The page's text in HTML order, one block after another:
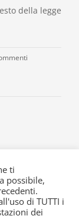
della legge
| P. IVA
Powered by
ti
possibile,
di TUTTI i
dei